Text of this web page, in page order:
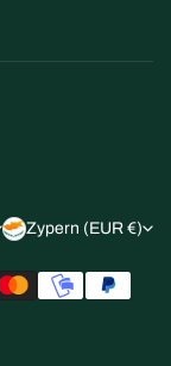
L
a
n
Zypern (EUR €)